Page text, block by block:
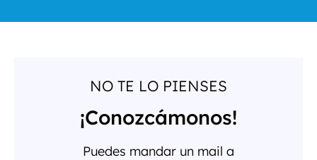
NO TE LO PIENSES
¡Conozcámonos!
Puedes mandar un mail a